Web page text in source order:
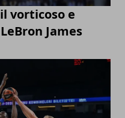
vorticoso e
James